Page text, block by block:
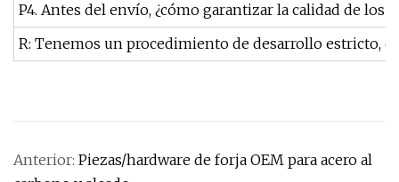
P4. Antes del envío, ¿cómo garantizar la calidad de los
R: Tenemos un procedimiento de desarrollo estricto,
Anterior: Piezas/hardware de forja OEM para acero al